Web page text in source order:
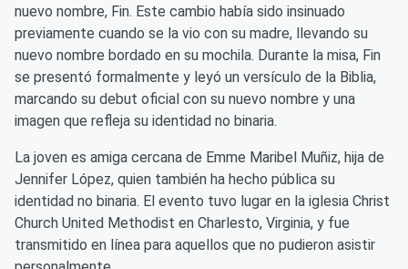
nuevo nombre, Fin. Este cambio había sido insinuado
previamente cuando se la vio con su madre, llevando su
nuevo nombre bordado en su mochila. Durante la misa, Fin
se presentó formalmente y leyó un versículo de la Biblia,
marcando su debut oficial con su nuevo nombre y una
imagen que refleja su identidad no binaria.
La joven es amiga cercana de Emme Maribel Muñiz, hija de
Jennifer López, quien también ha hecho pública su
identidad no binaria. El evento tuvo lugar en la iglesia Christ
Church United Methodist en Charlesto, Virginia, y fue
transmitido en línea para aquellos que no pudieron asistir